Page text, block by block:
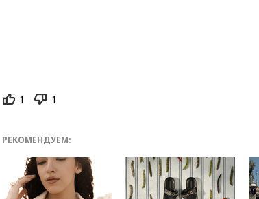
1 1
РЕКОМЕНДУЕМ: